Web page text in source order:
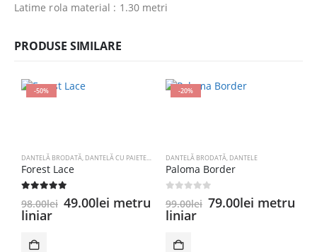
Latime rola material : 1.30 metri
PRODUSE SIMILARE
-50%
DANTELĂ BRODATĂ, DANTELĂ CU PAIETE,DANTELE
Forest Lace
out of 5
98.00lei Prețul
49.00lei Prețul
metru
liniar
-20%
DANTELĂ BRODATĂ, DANTELE
Paloma Border
99.00lei Prețul
79.00lei Prețul
metru
liniar